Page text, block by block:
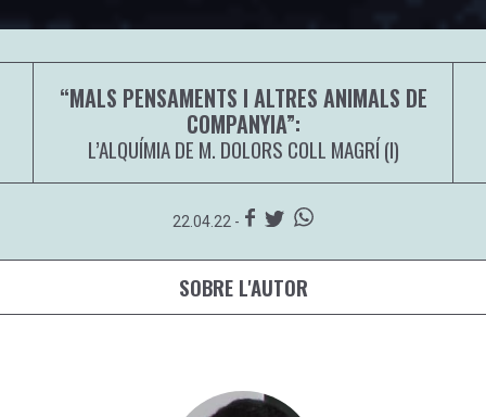
“MALS PENSAMENTS I ALTRES ANIMALS DE
COMPANYIA”:
L’ALQUÍMIA DE M. DOLORS COLL MAGRÍ (I)
22.04.22 -
SOBRE L'AUTOR